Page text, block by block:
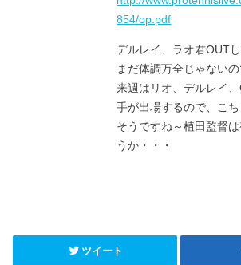
854/op.pdf
デルレイ、ラオ君OUT
まだ体調万全じゃないの
来週はリオ、デルレイ
手が出場するので、こ
そうですね～植田監督
うか・・・
ツイート